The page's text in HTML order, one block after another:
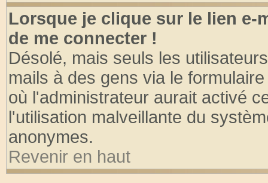
Lorsque je clique sur le lien e-
de me connecter !
Désolé, mais seuls les
mails à des gens via le
où l'administrateur aurait activé
l'utilisation malveillante du
anonymes.
Revenir en haut